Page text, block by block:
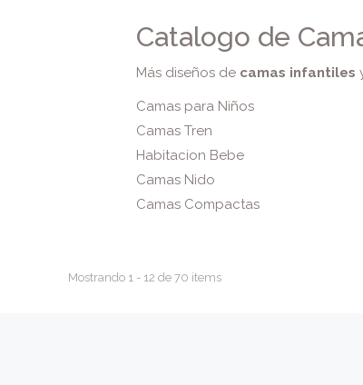
Catalogo de
Más diseños de camas infantiles
Camas para Niños
Camas Tren
Habitacion Bebe
Camas Nido
Camas Compactas
Mostrando 1 - 12 de 70 items